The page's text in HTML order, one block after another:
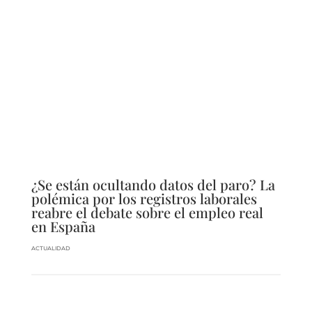
¿Se están ocultando datos del paro? La
polémica por los registros laborales
reabre el debate sobre el empleo real
en España
ACTUALIDAD